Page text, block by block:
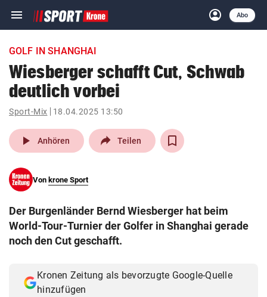
menu Navigation
ein-/ausklappen
account_circle
Anmelden
Abo
close Schließen
account_circle Anmelden
pin_drop
Wien arrow_right
search
eingeben
© Krone Multimedia GmbH & Co KG 2026
Muthgasse 2, 1190 Wien
GOLF IN SHANGHAI
Wiesberger schafft Cut, Schwab
deutlich vorbei
Sport-Mix 18.04.2025 13:50
play_arrow Anhören Teilen
Von krone Sport
Der Burgenländer Bernd Wiesberger hat beim
World-Tour-Turnier der Golfer in Shanghai gerade
noch den Cut geschafft.
Kronen Zeitung als bevorzugte Google-Quelle
hinzufügen